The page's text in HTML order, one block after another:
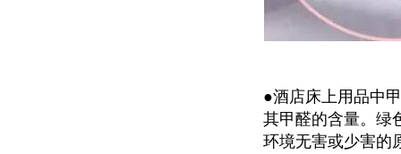
●酒店床上用品中
其甲醛的含量。绿
环境无害或少害的